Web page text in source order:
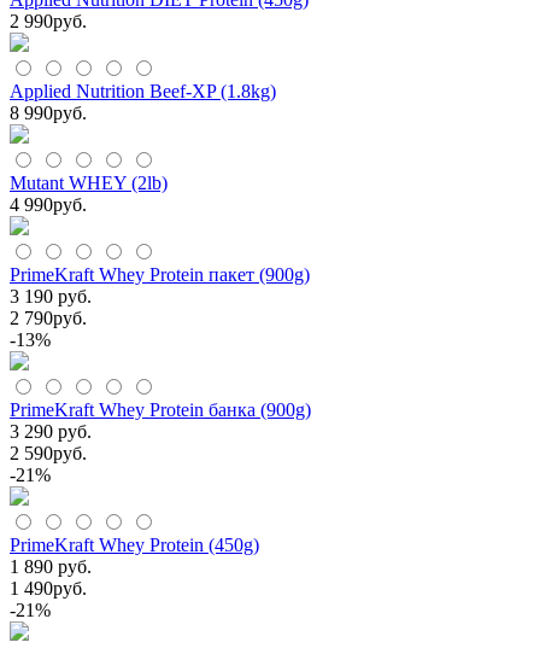
2 990руб.
Applied Nutrition Beef-XP (1.8kg)
8 990руб.
Mutant WHEY (2lb)
4 990руб.
PrimeKraft Whey Protein пакет (900g)
3 190 руб.
2 790руб.
-13%
PrimeKraft Whey Protein банка (900g)
3 290 руб.
2 590руб.
-21%
PrimeKraft Whey Protein (450g)
1 890 руб.
1 490руб.
-21%